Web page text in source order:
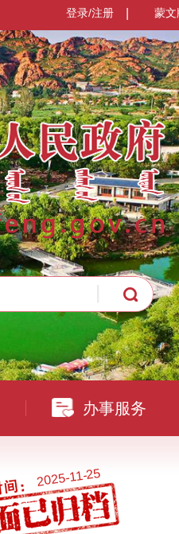
蒙文
登录/注册
办事服务
2025-11-25